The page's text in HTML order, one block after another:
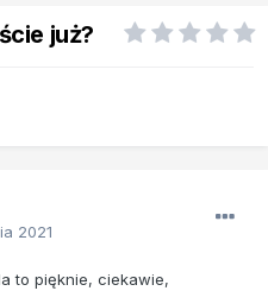
już?
2021
to pięknie, ciekawie,